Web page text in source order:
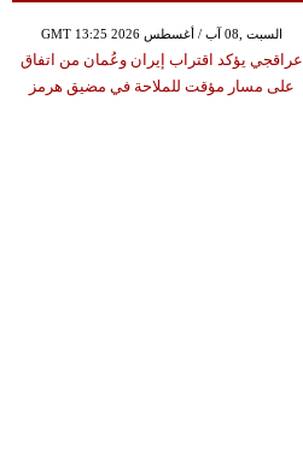
GMT 13:25 2026 السبت ,08 آب / أغسطس
عراقجي يؤكد اقتراب إيران وعُمان من اتفاق
على مسار مؤقت للملاحة في مضيق هرمز